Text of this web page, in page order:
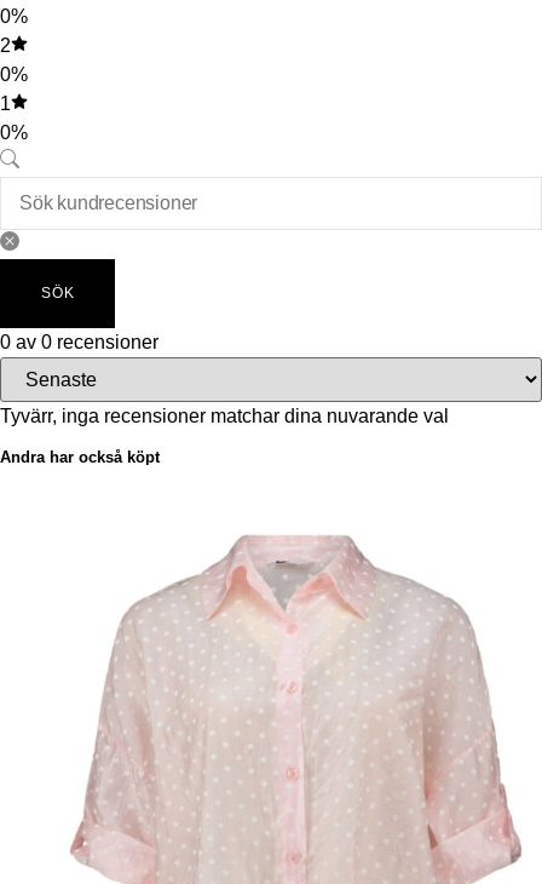
0%
2
0%
1
0%
SÖK
0 av 0 recensioner
Tyvärr, inga recensioner matchar dina nuvarande val
Andra har också köpt